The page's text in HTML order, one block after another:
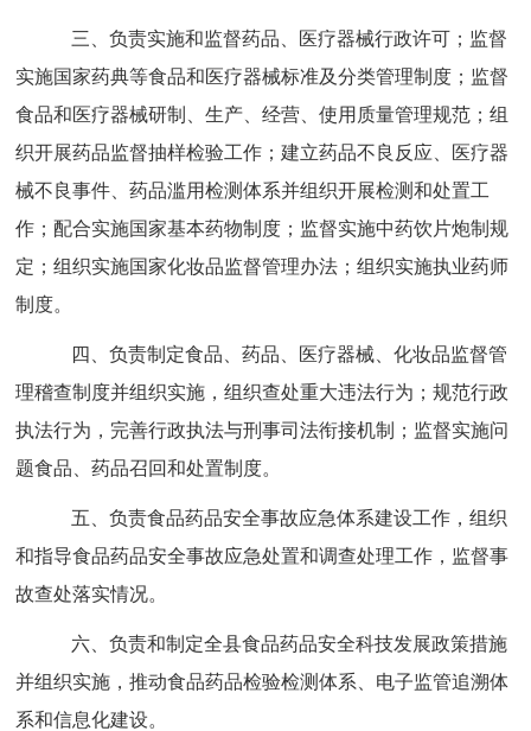
三、负责实施和监督药品、医疗器械行政许可；监督
实施国家药典等食品和医疗器械标准及分类管理制度；监督
食品和医疗器械研制、生产、经营、使用质量管理规范；组
织开展药品监督抽样检验工作；建立药品不良反应、医疗器
械不良事件、药品滥用检测体系并组织开展检测和处置工
作；配合实施国家基本药物制度；监督实施中药饮片炮制规
定；组织实施国家化妆品监督管理办法；组织实施执业药师
制度。
四、负责制定食品、药品、医疗器械、化妆品监督管
理稽查制度并组织实施，组织查处重大违法行为；规范行政
执法行为，完善行政执法与刑事司法衔接机制；监督实施问
题食品、药品召回和处置制度。
五、负责食品药品安全事故应急体系建设工作，组织
和指导食品药品安全事故应急处置和调查处理工作，监督事
故查处落实情况。
六、负责和制定全县食品药品安全科技发展政策措施
并组织实施，推动食品药品检验检测体系、电子监管追溯体
系和信息化建设。